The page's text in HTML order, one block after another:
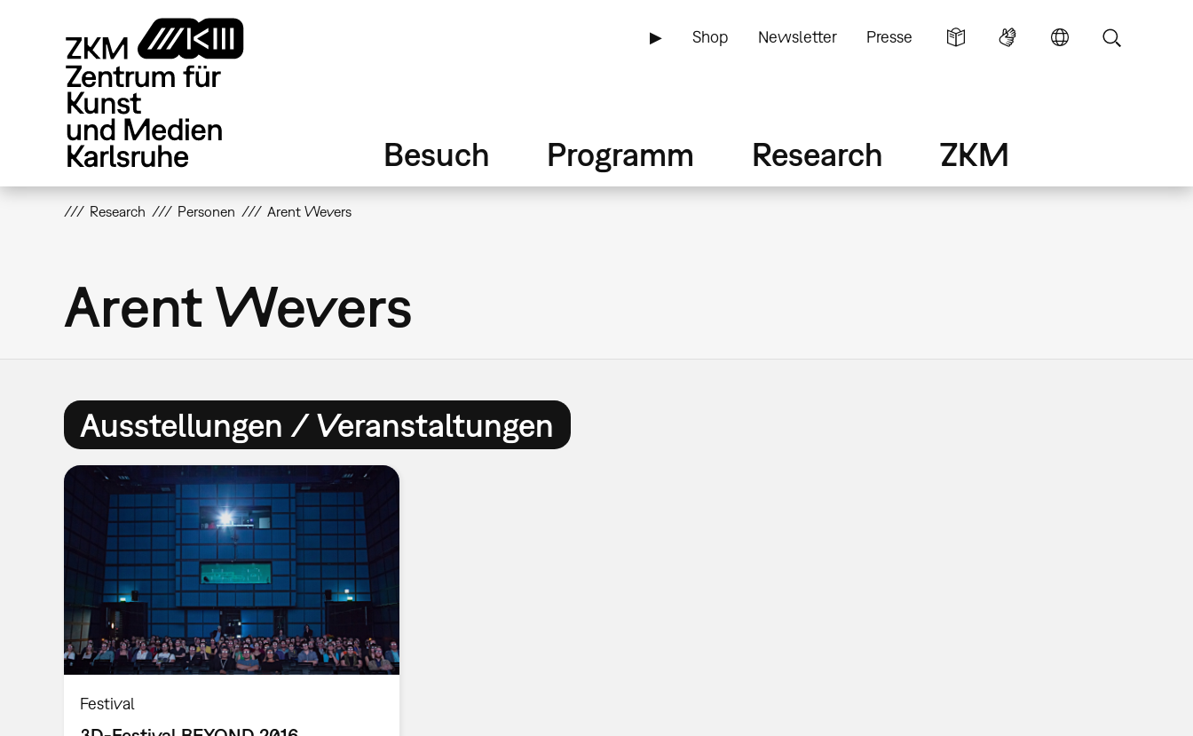
▶ Shop Newsletter Presse
Besuch Programm Research ZKM
Research Personen Arent Wevers
Arent Wevers
Ausstellungen / Veranstaltungen
Festival